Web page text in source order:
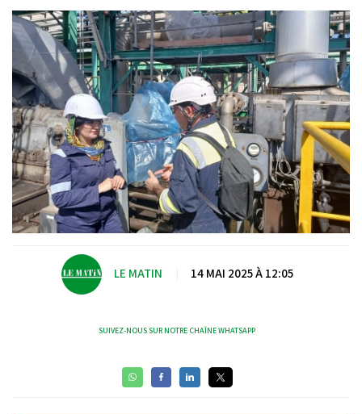
LE MATIN 14 MAI 2025 À 12:05
SUIVEZ-NOUS SUR NOTRE CHAÎNE WHATSAPP